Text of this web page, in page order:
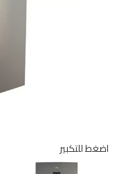
اضغط للتكبير